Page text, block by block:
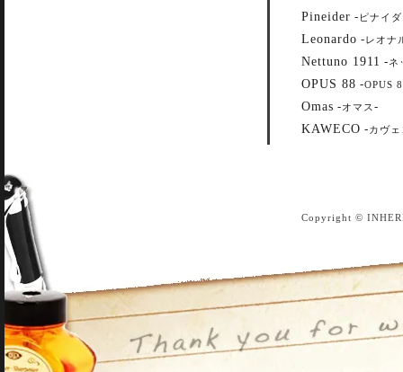
Pineider - ピナイ
Leonardo -レオナ
Nettuno 1911 -ネ
OPUS 88 -OPUS
Omas -オマス -
KAWECO -カヴェ
Copyright ©